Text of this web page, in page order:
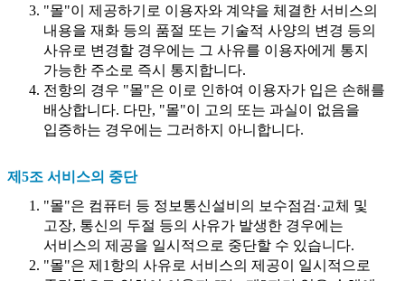
"몰"이 제공하기로 이용자와 계약을 체결한 서비스의
내용을 재화 등의 품절 또는 기술적 사양의 변경 등의
사유로 변경할 경우에는 그 사유를 이용자에게 통지
가능한 주소로 즉시 통지합니다.
전항의 경우 "몰"은 이로 인하여 이용자가 입은 손해를
배상합니다. 다만, "몰"이 고의 또는 과실이 없음을
입증하는 경우에는 그러하지 아니합니다.
제5조 서비스의 중단
"몰"은 컴퓨터 등 정보통신설비의 보수점검·교체 및
고장, 통신의 두절 등의 사유가 발생한 경우에는
서비스의 제공을 일시적으로 중단할 수 있습니다.
"몰"은 제1항의 사유로 서비스의 제공이 일시적으로